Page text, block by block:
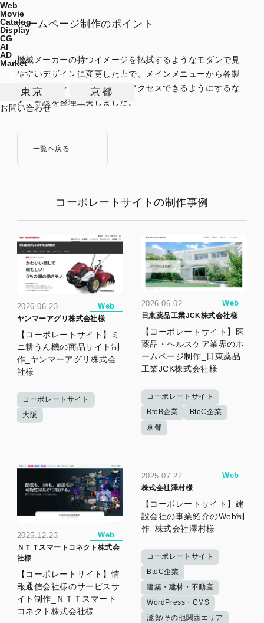
Web
Movie
Catalog
Display
CG
AI
AD
Market
東京 京都
お問い合わせ
ホームページ制作のポイント
機械メーカーの持つイメージを払拭するようなモダンで見
やすいデザインに変更した上で、メインメニューから各製
品ラインナップの一覧に直接アクセスできるようにするな
ど、導線を整理工夫しました。
一覧へ戻る
コーポレートサイトの制作事例
2026.06.23 Web
ヤンマーアグリ株式会社様
【コーポレートサイト】ミ
ニ耕うん機の商品サイト制
作_ヤンマーアグリ株式会
社様
コーポレートサイト
大阪
2026.06.02 Web
日東薬品工業JCK株式会社様
【コーポレートサイト】医
薬品・ヘルスケア業界のホ
ームページ制作_日東薬品
工業JCK株式会社様
コーポレートサイト
BtoB企業
BtoC企業
京都
2025.12.23 Web
ＮＴＴスマートコネクト株式会
社様
【コーポレートサイト】情
報通信会社様のサービスサ
イト制作_ＮＴＴスマート
コネクト株式会社様
2025.07.22 Web
株式会社澤村様
【コーポレートサイト】建
設会社の事業紹介のWeb制
作_株式会社澤村様
コーポレートサイト
BtoC企業
建築・建材・不動産
WordPress・CMS
滋賀/その他関西エリア